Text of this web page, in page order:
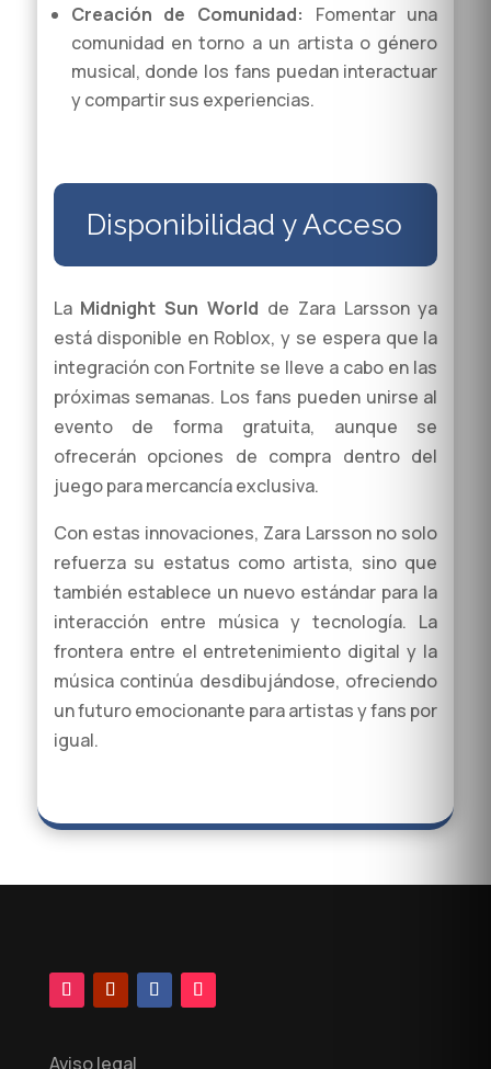
Creación de Comunidad: Fomentar una
comunidad en torno a un artista o género
musical, donde los fans puedan interactuar
y compartir sus experiencias.
Disponibilidad y Acceso
La Midnight Sun World de Zara Larsson ya
está disponible en Roblox, y se espera que la
integración con Fortnite se lleve a cabo en las
próximas semanas. Los fans pueden unirse al
evento de forma gratuita, aunque se
ofrecerán opciones de compra dentro del
juego para mercancía exclusiva.
Con estas innovaciones, Zara Larsson no solo
refuerza su estatus como artista, sino que
también establece un nuevo estándar para la
interacción entre música y tecnología. La
frontera entre el entretenimiento digital y la
música continúa desdibujándose, ofreciendo
un futuro emocionante para artistas y fans por
igual.
Aviso legal